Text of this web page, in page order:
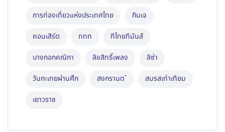
การท่องเที่ยวแห่งประเทศไทย กินเจ
คอนเสิร์ต ททท ทีไทยทีมันส์
บางกอกคณิกา ลิขสิทธิ์เพลง ลิซ่า
วันกะเทยผ่านศึก สงกรานต ์ สมรสเท่าเทียม
เยาวราช